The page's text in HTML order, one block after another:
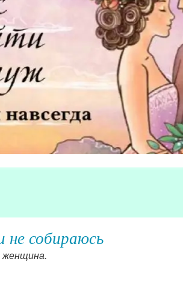
собираюсь
женщина.